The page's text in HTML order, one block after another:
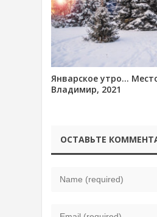
Январское утро…
Владимир, 2021
ОСТАВЬТЕ